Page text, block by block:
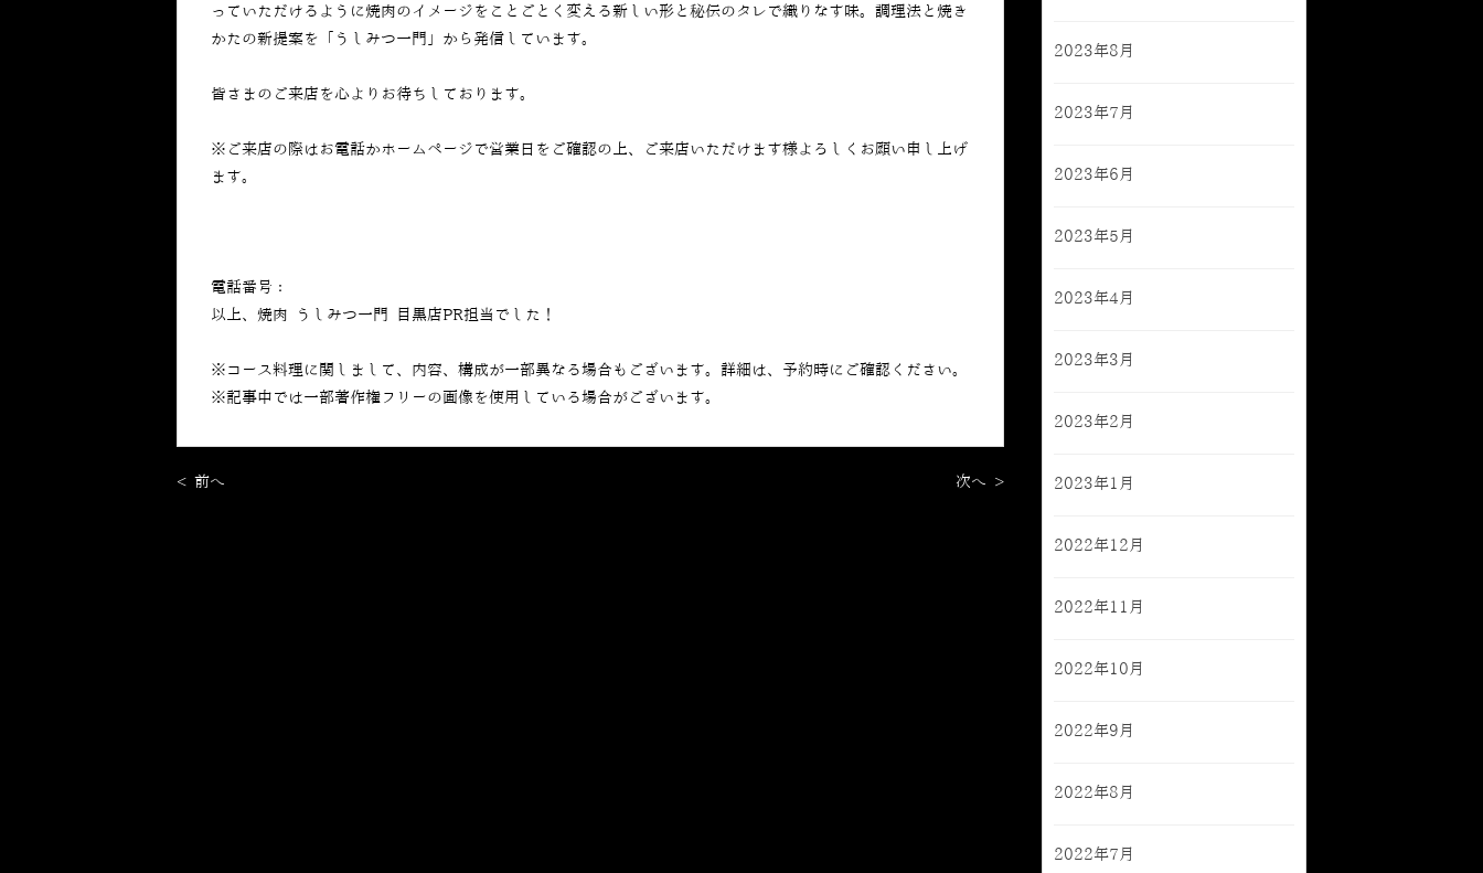
っていただけるように焼肉のイメージをことごとく変える新しい形と秘伝のタレで織りなす味。調理法と焼き
かたの新提案を「うしみつ一門」から発信しています。
皆さまのご来店を心よりお待ちしております。
※ご来店の際はお電話かホームページで営業日をご確認の上、ご来店いただけます様よろしくお願い申し上げ
ます。
電話番号：
以上、焼肉 うしみつ一門 目黒店PR担当でした！
※コース料理に関しまして、内容、構成が一部異なる場合もございます。詳細は、予約時にご確認ください。
※記事中では一部著作権フリーの画像を使用している場合がございます。
< 前へ 次へ >
2023年8月
2023年7月
2023年6月
2023年5月
2023年4月
2023年3月
2023年2月
2023年1月
2022年12月
2022年11月
2022年10月
2022年9月
2022年8月
2022年7月